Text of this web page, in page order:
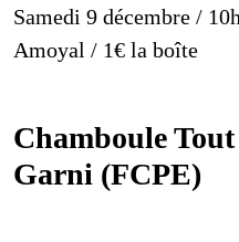
Samedi 9 décembre /
Amoyal / 1€ la boîte
Chamboule
Garni (FCPE)